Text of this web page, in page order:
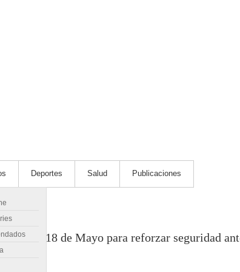
Deportes Salud Publicaciones
de 18 de Mayo para reforzar seguridad